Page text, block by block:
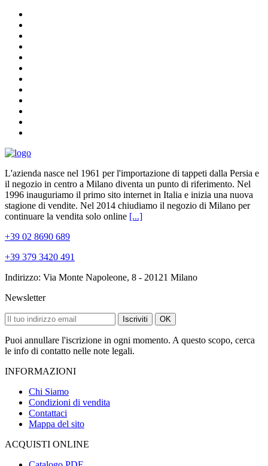
L'azienda nasce nel 1961 per l'importazione di tappeti dalla Persia e
il negozio in centro a Milano diventa un punto di riferimento. Nel
1996 inauguriamo il primo sito internet in Italia e inizia una nuova
stagione di vendite. Nel 2014 chiudiamo il negozio di Milano per
continuare la vendita solo online [...]
+39 02 8690 689
+39 379 3420 491
Indirizzo: Via Monte Napoleone, 8 - 20121 Milano
Newsletter
Iscriviti OK
Puoi annullare l'iscrizione in ogni momento. A questo scopo, cerca
le info di contatto nelle note legali.
INFORMAZIONI
Chi Siamo
Condizioni di vendita
Contattaci
Mappa del sito
ACQUISTI ONLINE